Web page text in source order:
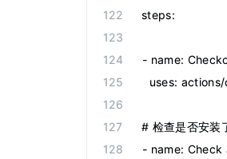
steps:
- name:
  uses
:
# 检查是否安装
- name: Check